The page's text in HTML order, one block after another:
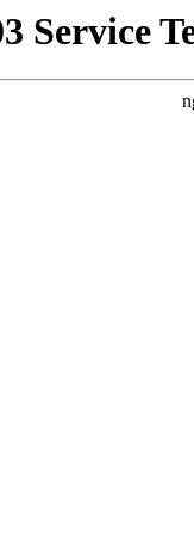
Service